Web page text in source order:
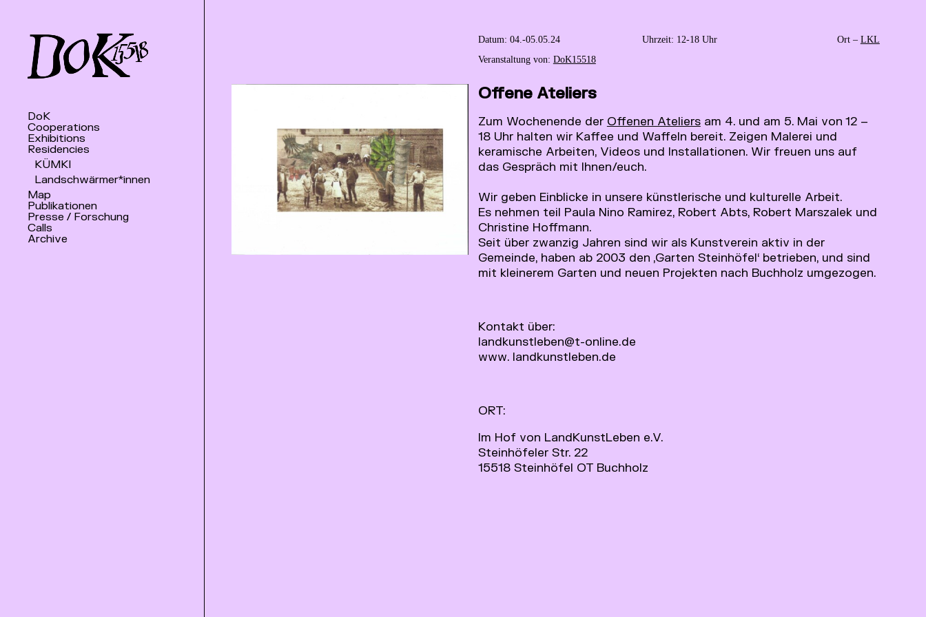
DoK
Cooperations
Exhibitions
Residencies
KÜMKI
Landschwärmer*innen
Map
Publikationen
Presse / Forschung
Calls
Archive
Datum: ­­­04.-05.05.24 Uhrzeit: ­­­12-18 Uhr Ort – LKL
Veranstaltung von: DoK15518
Offene Ateliers
Zum Wochenende der Offenen Ateliersam 4. und am 5. Mai von 12 –
18 Uhr halten wir Kaffee und Waffeln bereit. Zeigen Malerei und
keramische Arbeiten, Videos und Installationen. Wir freuen uns auf
das Gespräch mit Ihnen/euch.
Wir geben Einblicke in unsere künstlerische und kulturelle Arbeit.
Es nehmen teil Paula Nino Ramirez, Robert Abts, Robert Marszalek und
Christine Hoffmann.
Seit über zwanzig Jahren sind wir als Kunstverein aktiv in der
Gemeinde, haben ab 2003 den ‚Garten Steinhöfel‘ betrieben, und sind
mit kleinerem Garten und neuen Projekten nach Buchholz umgezogen.
Kontakt über:
landkunstleben@t-online.de
www. landkunstleben.de
ORT:
Im Hof von LandKunstLeben e.V.
Steinhöfeler Str. 22
15518 Steinhöfel OT Buchholz